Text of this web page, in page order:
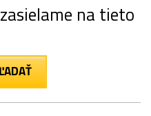
zasielame na tieto